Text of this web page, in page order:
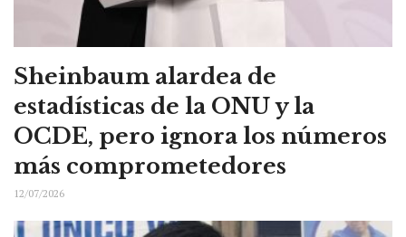
Sheinbaum alardea de
estadísticas de la ONU y la
OCDE, pero ignora los números
más comprometedores
12/07/2026